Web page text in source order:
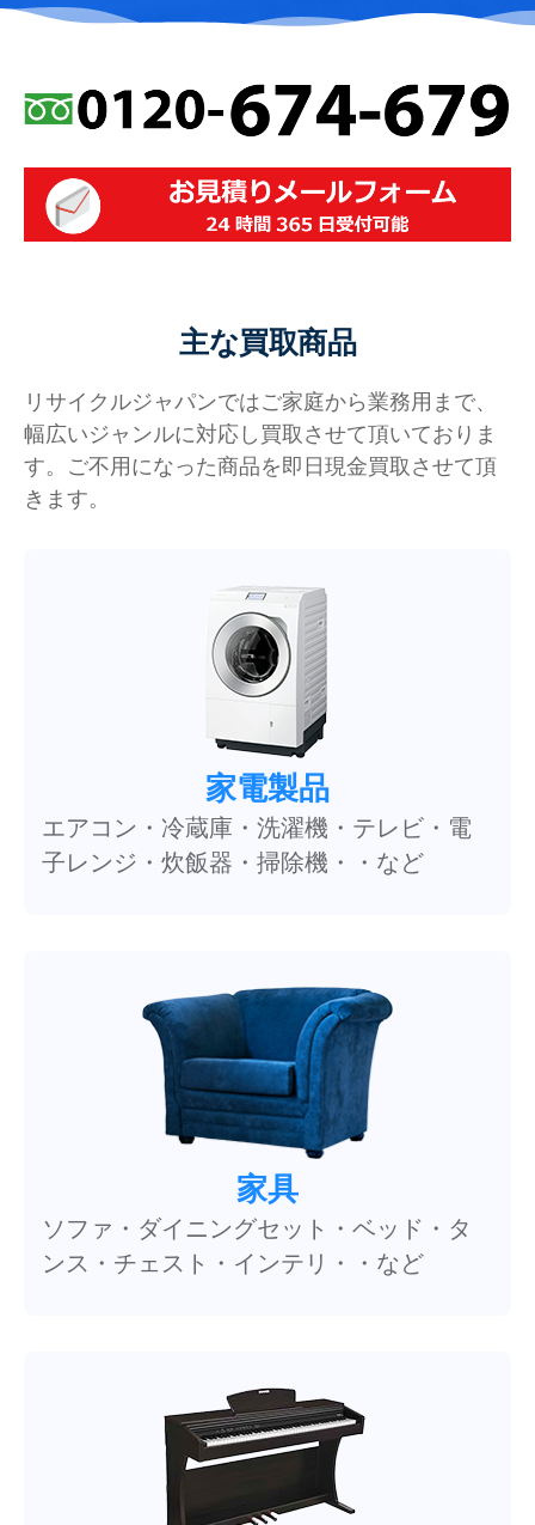
主な買取商品
リサイクルジャパンではご家庭から業務用まで、
幅広いジャンルに対応し買取させて頂いておりま
す。ご不用になった商品を即日現金買取させて頂
きます。
家電製品
エアコン・冷蔵庫・洗濯機・テレビ・電
子レンジ・炊飯器・掃除機・・など
家具
ソファ・ダイニングセット・ベッド・タ
ンス・チェスト・インテリ・・など